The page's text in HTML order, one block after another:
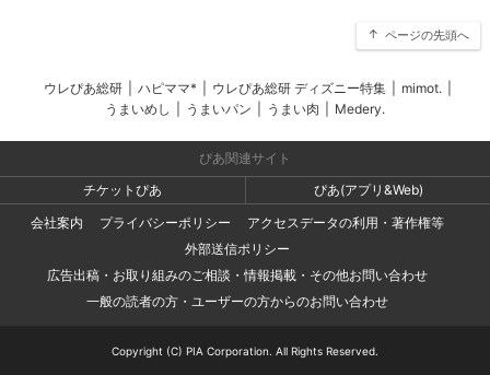
ページの先頭へ
ウレぴあ総研 ハピママ* ウレぴあ総研 ディズニー特集 mimot.
うまいめし
うまいパン うまい肉 Medery.
ぴあ関連サイト
チケットぴあ
ぴあ(アプリ&Web)
会社案内
プライバシーポリシー
アクセスデータの利用・著作権等
外部送信ポリシー
広告出稿・お取り組みのご相談・情報掲載・その他お問い合わせ
一般の読者の方・ユーザーの方からのお問い合わせ
Copyright (C) PIA Corporation. All Rights Reserved.